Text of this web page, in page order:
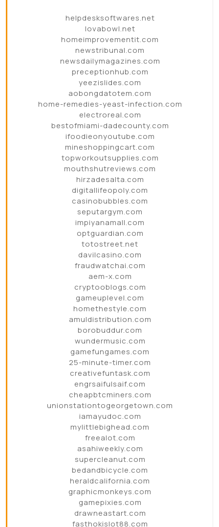
helpdesksoftwares.net
lovabowl.net
homeimprovementit.com
newstribunal.com
newsdailymagazines.com
preceptionhub.com
yeezislides.com
aobongdatotem.com
home-remedies-yeast-infection.com
electroreal.com
bestofmiami-dadecounty.com
ifoodieonyoutube.com
mineshoppingcart.com
topworkoutsupplies.com
mouthshutreviews.com
hirzadesalta.com
digitallifeopoly.com
casinobubbles.com
seputargym.com
impiyanamall.com
optguardian.com
totostreet.net
davilcasino.com
fraudwatchai.com
aem-x.com
cryptooblogs.com
gameuplevel.com
homethestyle.com
amuldistribution.com
borobuddur.com
wundermusic.com
gamefungames.com
25-minute-timer.com
creativefuntask.com
engrsaifulsaif.com
cheapbtcminers.com
unionstationtogeorgetown.com
iamayudoc.com
mylittlebighead.com
freealot.com
asahiweekly.com
supercleanut.com
bedandbicycle.com
heraldcalifornia.com
graphicmonkeys.com
gamepixies.com
drawneastart.com
fasthokislot88.com